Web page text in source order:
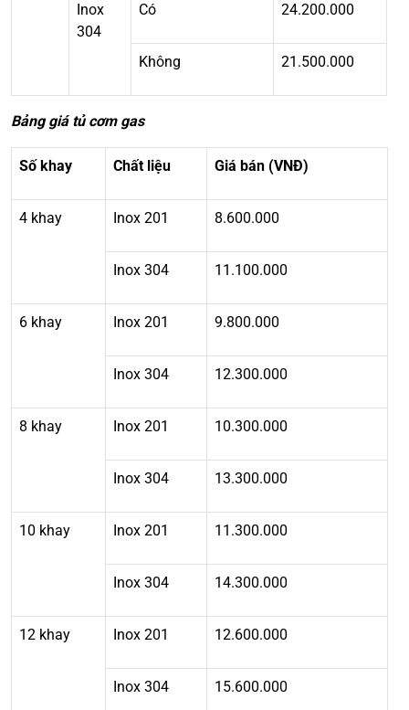
Inox
304
Có 24.200.000
Không 21.500.000
Bảng giá tủ cơm gas
Số khay Chất liệu Giá bán (VNĐ)
4 khay Inox 201 8.600.000
Inox 304 11.100.000
6 khay Inox 201 9.800.000
Inox 304 12.300.000
8 khay Inox 201 10.300.000
Inox 304 13.300.000
10 khay Inox 201 11.300.000
Inox 304 14.300.000
12 khay Inox 201 12.600.000
Inox 304 15.600.000